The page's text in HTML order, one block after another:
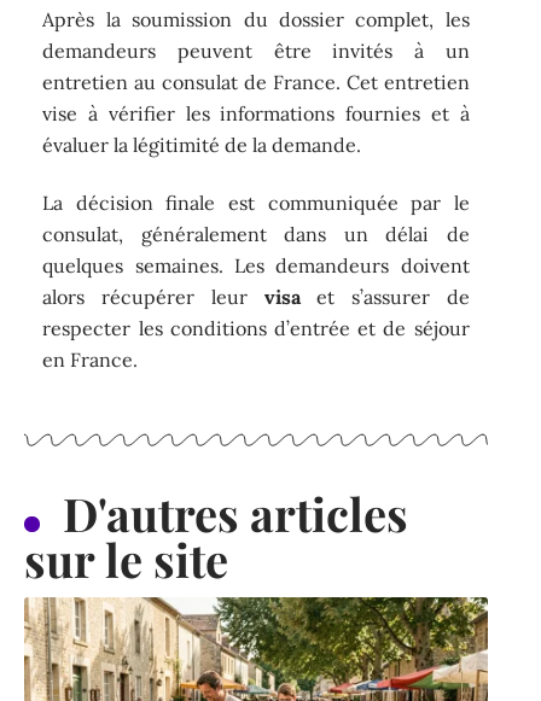
Après la soumission du dossier complet, les
demandeurs peuvent être invités à un
entretien au consulat de France. Cet entretien
vise à vérifier les informations fournies et à
évaluer la légitimité de la demande.
La décision finale est communiquée par le
consulat, généralement dans un délai de
quelques semaines. Les demandeurs doivent
alors récupérer leur visaet s’assurer de
respecter les conditions d’entrée et de séjour
en France.
D'autres articles
sur le site